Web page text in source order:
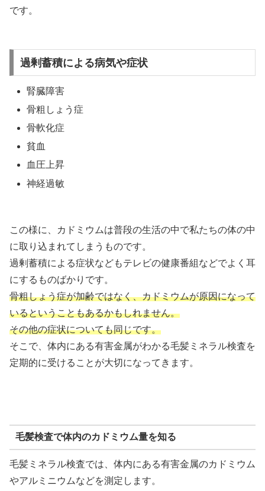
です。
過剰蓄積による病気や症状
腎臓障害
骨粗しょう症
骨軟化症
貧血
血圧上昇
神経過敏
この様に、カドミウムは普段の生活の中で私たちの体の中
に取り込まれてしまうものです。
過剰蓄積による症状などもテレビの健康番組などでよく耳
にするものばかりです。
骨粗しょう症が加齢ではなく、カドミウムが原因になって
いるということもあるかもしれません。
その他の症状についても同じです。
そこで、体内にある有害金属がわかる毛髪ミネラル検査を
定期的に受けることが大切になってきます。
毛髪検査で体内のカドミウム量を知る
毛髪ミネラル検査では、体内にある有害金属のカドミウム
やアルミニウムなどを測定します。